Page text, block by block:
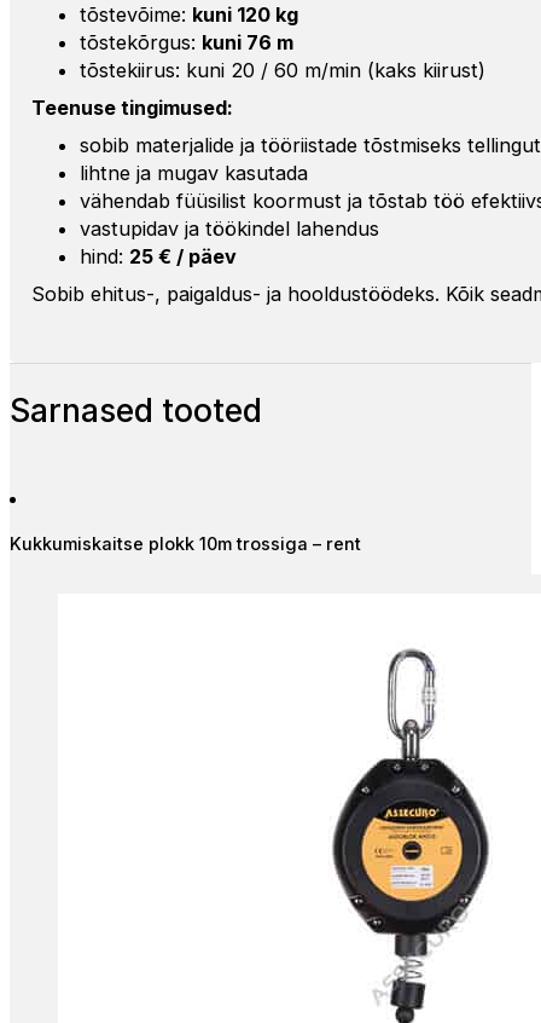
tõstevõime: kuni 120 kg
tõstekõrgus: kuni 76 m
tõstekiirus: kuni 20 / 60 m/min (kaks kiirust)
Teenuse tingimused:
sobib materjalide ja tööriistade tõstmiseks
lihtne ja mugav kasutada
vähendab füüsilist koormust ja tõstab töö
vastupidav ja töökindel lahendus
hind: 25 € / päev
Sobib ehitus-, paigaldus- ja hooldustöödeks. Kõik
Sarnased tooted
Kukkumiskaitse plokk 10m trossiga – rent